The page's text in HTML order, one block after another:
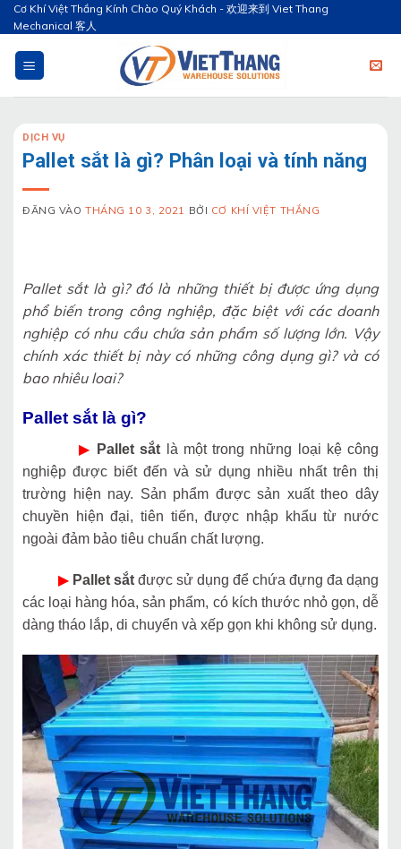
Bỏ
qua
nội
dung
Cơ Khí Việt Thắng Kính Chào Quý Khách - 欢迎来到 Viet Thang
Mechanical 客人
DỊCH VỤ
Pallet sắt là gì? Phân loại và tính năng
ĐĂNG VÀOTHÁNG 10 3, 2021 BỞI CƠ KHÍ VIỆT THẮNG
Pallet sắt là gì? đó là những thiết bị được ứng dụng
phổ biến trong công nghiệp, đặc biệt với các doanh
nghiệp có nhu cầu chứa sản phẩm số lượng lớn. Vậy
chính xác thiết bị này có những công dụng gì? và có
bao nhiêu loai?
Pallet sắt là gì?
▶ Pallet sắt là một trong những loại kệ công
nghiệp được biết đến và sử dụng nhiều nhất trên thị
trường hiện nay. Sản phẩm được sản xuất theo dây
chuyền hiện đại, tiên tiến, được nhập khẩu từ nước
ngoài đảm bảo tiêu chuẩn chất lượng.
▶ Pallet sắt được sử dụng để chứa đựng đa dạng
các loại hàng hóa, sản phẩm, có kích thước nhỏ gọn, dễ
dàng tháo lắp, di chuyển và xếp gọn khi không sử dụng.